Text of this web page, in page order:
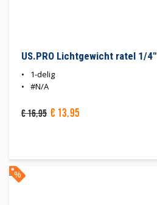
US.PRO Lichtgewicht ratel 1/4"
1-delig
#N/A
€16,95 € 13,95
%